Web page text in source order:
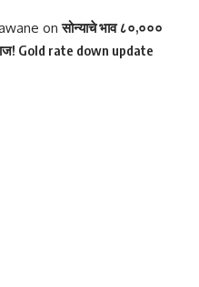
onसोन्याचे भाव ८०,०००
Gold rate down update